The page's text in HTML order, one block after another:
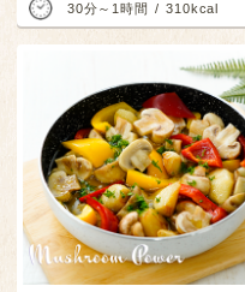
30分～1時間 310kcal